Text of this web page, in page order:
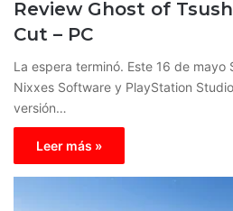
Review Ghost of
Cut – PC
La espera terminó. Este 16 de mayo
Nixxes Software y PlayStation
versión…
Leer más »